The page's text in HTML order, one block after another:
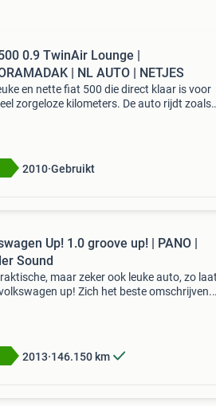
0.9 TwinAir Lounge |
| NL AUTO | NETJES
en nette fiat 500 die direct klaar is voor
zorgeloze kilometers. De auto rijdt zoals
2010 Gebruikt
Up! 1.0 groove up! | PANO |
Sound
maar zeker ook leuke auto, zo laat
up! Zich het beste omschrijven.
2013 146.150 km